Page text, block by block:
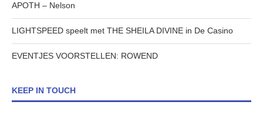
APOTH – Nelson
LIGHTSPEED speelt met THE SHEILA DIVINE in De Casino
EVENTJES VOORSTELLEN: ROWEND
KEEP IN TOUCH